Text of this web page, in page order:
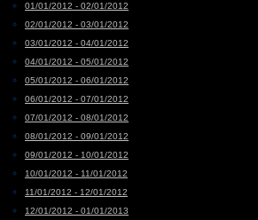
01/01/2012 - 02/01/2012
02/01/2012 - 03/01/2012
03/01/2012 - 04/01/2012
04/01/2012 - 05/01/2012
05/01/2012 - 06/01/2012
06/01/2012 - 07/01/2012
07/01/2012 - 08/01/2012
08/01/2012 - 09/01/2012
09/01/2012 - 10/01/2012
10/01/2012 - 11/01/2012
11/01/2012 - 12/01/2012
12/01/2012 - 01/01/2013